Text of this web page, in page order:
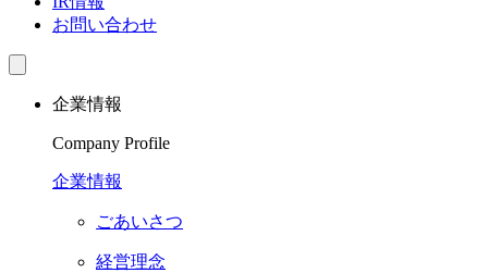
お問い合わせ
企業情報
Company Profile
企業情報
ごあいさつ
経営理念